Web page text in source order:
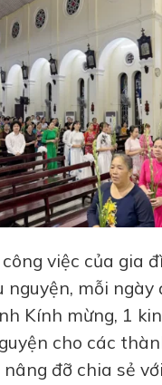
việc của gia
nguyện, mỗi ngày
Kính mừng, 1
cho các
đỡ chia sẻ